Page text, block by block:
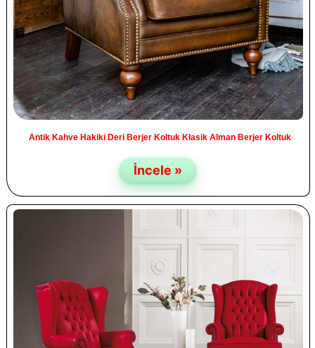
Antik Kahve Hakiki Deri Berjer Koltuk Klasik Alman Berjer Koltuk
İncele »